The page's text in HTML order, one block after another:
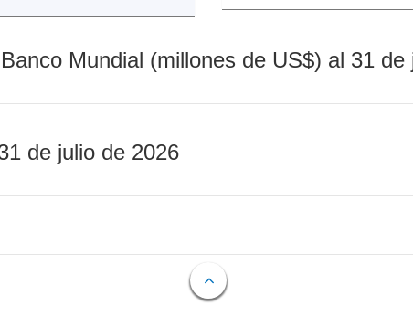
Mundial (millones de US$) al 31 de
de julio de 2026